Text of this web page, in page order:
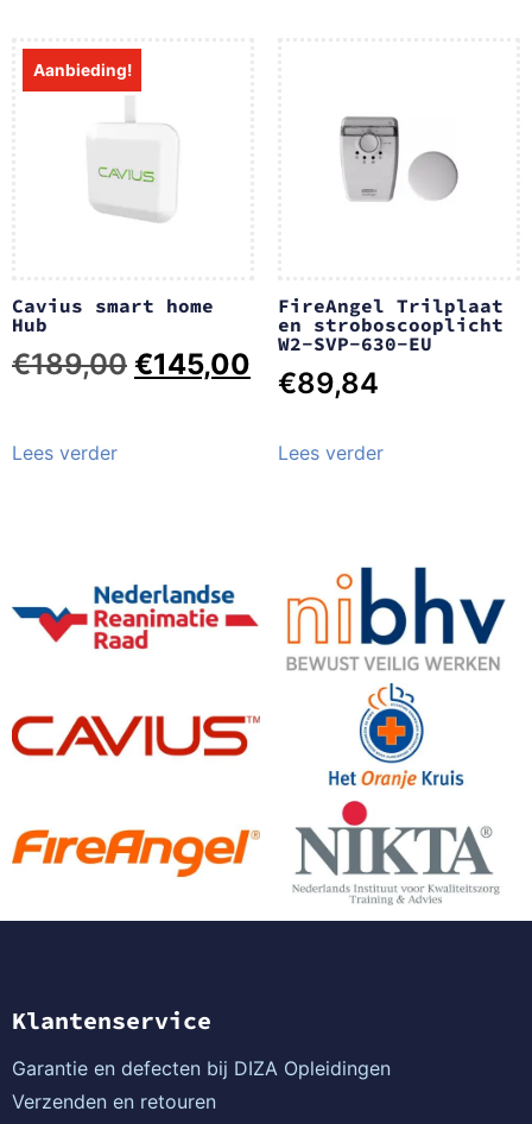
Aanbieding!
Cavius smart home
Hub
€189,00 €145,00
Lees verder
FireAngel Trilplaat
en stroboscooplicht
W2-SVP-630-EU
€89,84
Lees verder
Klantenservice
Garantie en defecten bij DIZA Opleidingen
Verzenden en retouren